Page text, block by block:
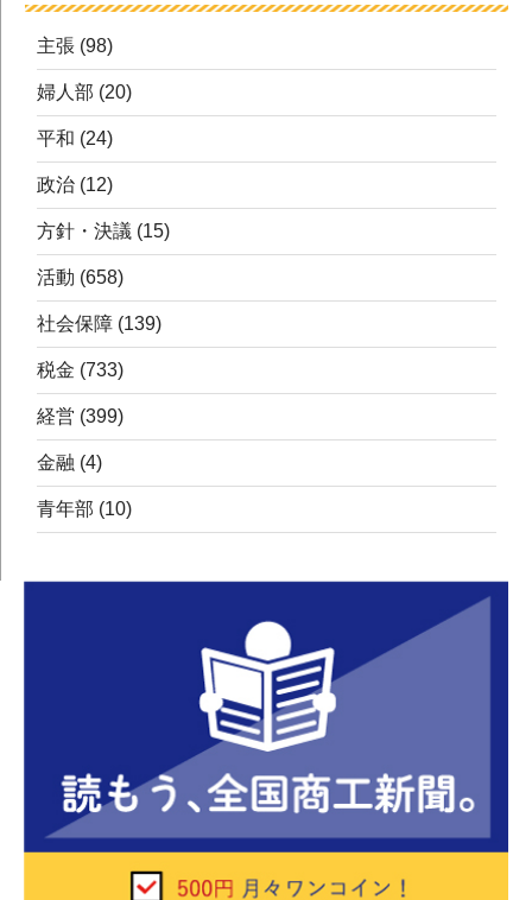
主張 (98)
婦人部 (20)
平和 (24)
政治 (12)
方針・決議 (15)
活動 (658)
社会保障 (139)
税金 (733)
経営 (399)
金融 (4)
青年部 (10)